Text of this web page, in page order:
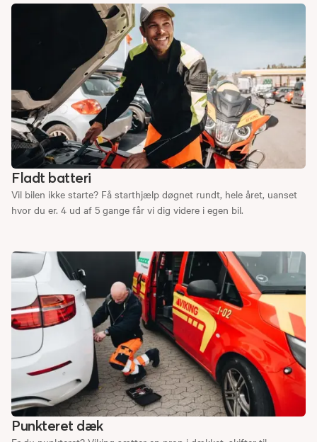
Fladt batteri
Vil bilen ikke starte? Få starthjælp døgnet rundt, hele året, uanset
hvor du er. 4 ud af 5 gange får vi dig videre i egen bil.
Punkteret dæk